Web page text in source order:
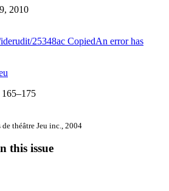
2010
25348ac CopiedAn error has
165–175
théâtre Jeu inc., 2004
this issue